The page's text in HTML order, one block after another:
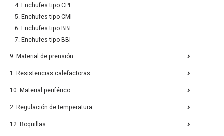
4. Enchufes tipo CPL
5. Enchufes tipo CMI
6. Enchufes tipo BBE
7. Enchufes tipo BBI
9. Material de prensión
1. Resistencias calefactoras
10. Material periférico
2. Regulación de temperatura
12. Boquillas